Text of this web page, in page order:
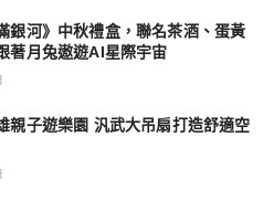
銀河》中秋禮盒，聯名茶酒、蛋黃
著月兔遨遊AI星際宇宙
親子遊樂園 汎武大吊扇打造舒適空